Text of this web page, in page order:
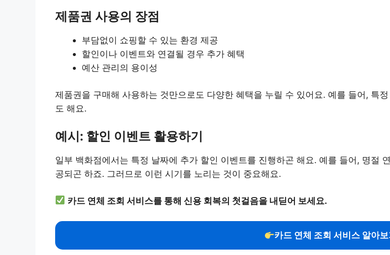
제품권 사용의 장점
부담없이 쇼핑할 수 있는 환경 제공
할인이나 이벤트와 연결될 경우 추가 혜택
예산 관리의 용이성
제품권을 구매해 사용하는 것만으로도 다양한 혜택을 누릴 수 있어요. 예를 들어, 특
도 해요.
예시: 할인 이벤트 활용하기
일부 백화점에서는 특정 날짜에 추가 할인 이벤트를 진행하곤 해요. 예를 들어, 명절
공되곤 하죠. 그러므로 이런 시기를 노리는 것이 중요해요.
카드 연체 조회 서비스를 통해 신용 회복의 첫걸음을 내딛어 보세요.
카드 연체 조회 서비스 알아보